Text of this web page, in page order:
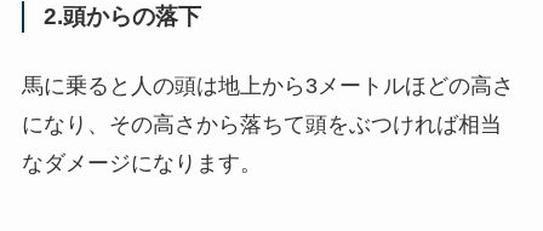
2.頭からの落下
馬に乗ると人の頭は地上から3メートルほどの高さ
になり、その高さから落ちて頭をぶつければ相当
なダメージになります。